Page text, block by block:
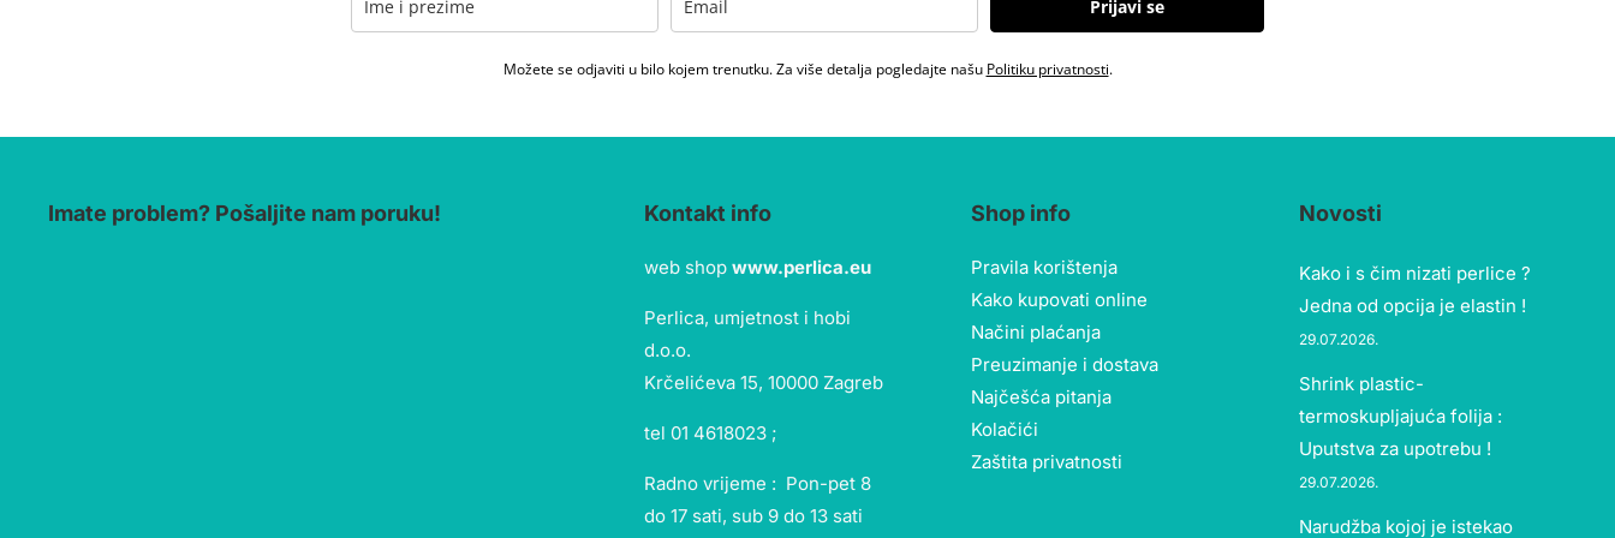
Prijavi se
Možete se odjaviti u bilo kojem trenutku. Za više detalja pogledajte našu Politiku privatnosti.
Imate problem? Pošaljite nam poruku! Kontakt info
web shop www.perlica.eu
Perlica, umjetnost i hobi
d.o.o.
Krčelićeva 15, 10000 Zagreb
tel 01 4618023 ;
Radno vrijeme : Pon-pet 8
do 17 sati, sub 9 do 13 sati
Shop info
Pravila korištenja
Kako kupovati online
Načini plaćanja
Preuzimanje i dostava
Najčešća pitanja
Kolačići
Zaštita privatnosti
Novosti
Kako i s čim nizati perlice ?
Jedna od opcija je elastin !
29.07.2026.
Shrink plastic-
termoskupljajuća folija :
Uputstva za upotrebu !
29.07.2026.
Narudžba kojoj je istekao